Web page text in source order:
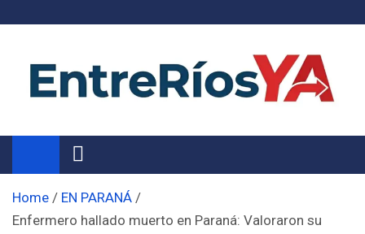
Noticias de Entre Ríos
Información de toda la provincia ahora
Home
EN PARANÁ
Enfermero hallado muerto en Paraná: Valoraron su